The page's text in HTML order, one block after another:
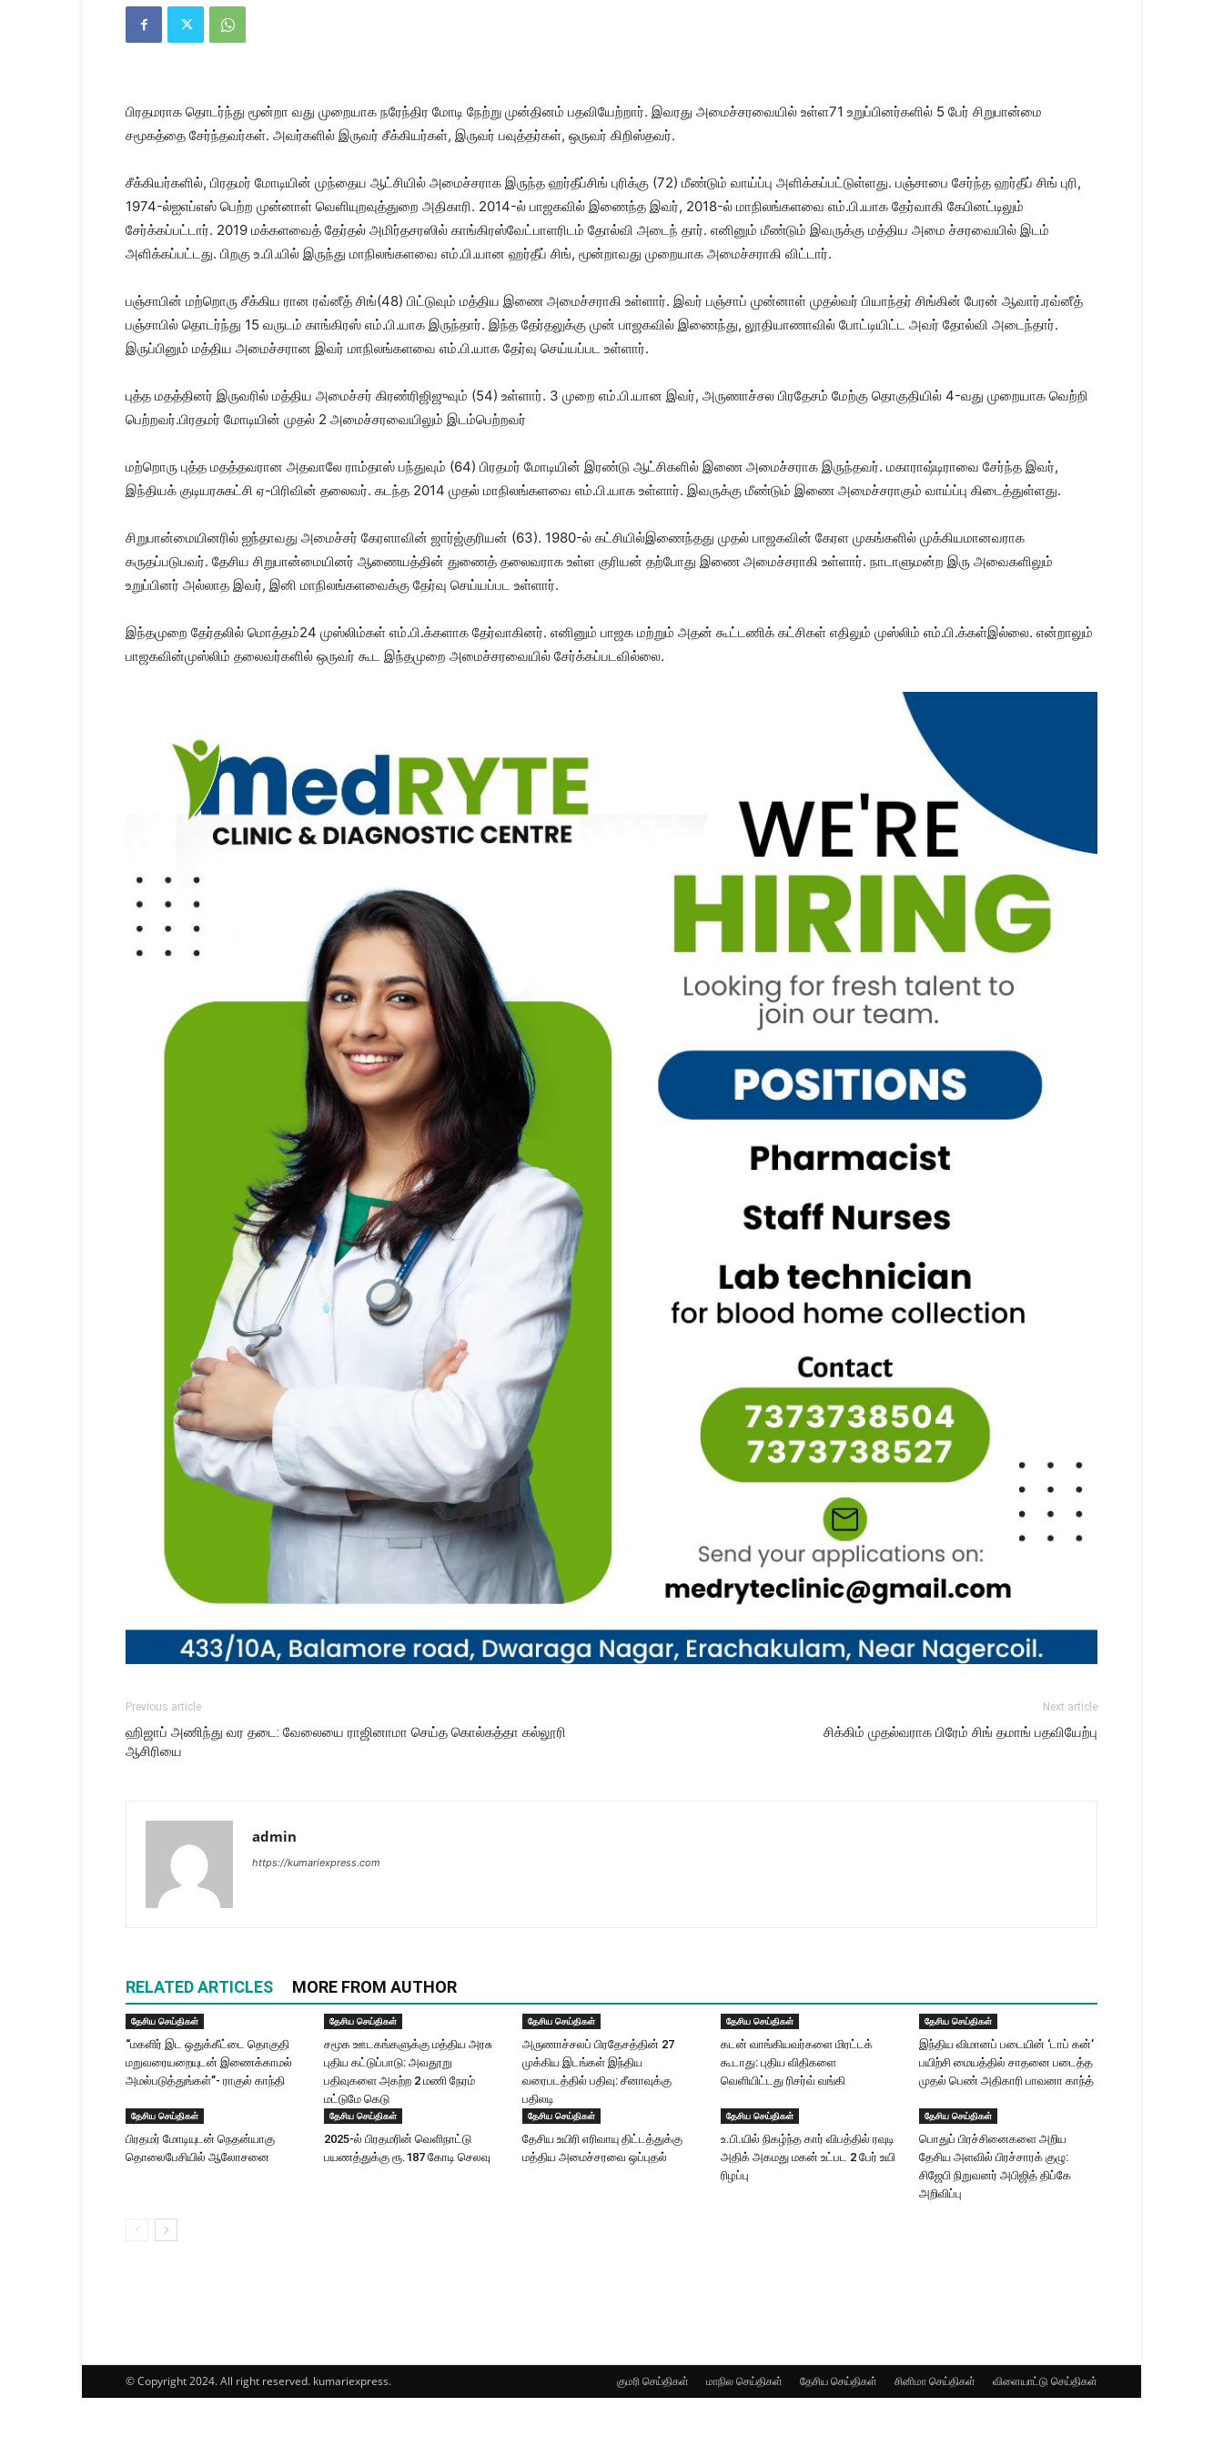
|
Kanyakumari
பிரதமராக தொடர்ந்து மூன்றா வது முறையாக நரேந்திர மோடி நேற்று முன்தினம் பதவியேற்றார். இவரது அமைச்சரவையில் உள்ள71 உறுப்பினர்களில் 5 பேர் சிறுபான்மை
சமூகத்தை சேர்ந்தவர்கள். அவர்களில் இருவர் சீக்கியர்கள், இருவர் பவுத்தர்கள், ஒருவர் கிறிஸ்தவர்.
சீக்கியர்களில், பிரதமர் மோடியின் முந்தைய ஆட்சியில் அமைச்சராக இருந்த ஹர்தீப்சிங் புரிக்கு (72) மீண்டும் வாய்ப்பு அளிக்கப்பட்டுள்ளது. பஞ்சாபை சேர்ந்த ஹர்தீப் சிங் புரி,
1974-ல்ஐஎப்எஸ் பெற்ற முன்னாள் வெளியுறவுத்துறை அதிகாரி. 2014-ல் பாஜகவில் இணைந்த இவர், 2018-ல் மாநிலங்களவை எம்.பி.யாக தேர்வாகி கேபினட்டிலும்
சேர்க்கப்பட்டார். 2019 மக்களவைத் தேர்தல் அமிர்தசரஸில் காங்கிரஸ்வேட்பாளரிடம் தோல்வி அடைந் தார். எனினும் மீண்டும் இவருக்கு மத்திய அமை ச்சரவையில் இடம்
அளிக்கப்பட்டது. பிறகு உ.பி.யில் இருந்து மாநிலங்களவை எம்.பி.யான ஹர்தீப் சிங், மூன்றாவது முறையாக அமைச்சராகி விட்டார்.
பஞ்சாபின் மற்றொரு சீக்கிய ரான ரவ்னீத் சிங்(48) பிட்டுவும் மத்திய இணை அமைச்சராகி உள்ளார். இவர் பஞ்சாப் முன்னாள் முதல்வர் பியாந்தர் சிங்கின் பேரன் ஆவார்.ரவ்னீத்
பஞ்சாபில் தொடர்ந்து 15 வருடம் காங்கிரஸ் எம்.பி.யாக இருந்தார். இந்த தேர்தலுக்கு முன் பாஜகவில் இணைந்து, லூதியாணாவில் போட்டியிட்ட அவர் தோல்வி அடைந்தார்.
இருப்பினும் மத்திய அமைச்சரான இவர் மாநிலங்களவை எம்.பி.யாக தேர்வு செய்யப்பட உள்ளார்.
புத்த மதத்தினர் இருவரில் மத்திய அமைச்சர் கிரண்ரிஜிஜுவும் (54) உள்ளார். 3 முறை எம்.பி.யான இவர், அருணாச்சல பிரதேசம் மேற்கு தொகுதியில் 4-வது முறையாக வெற்றி
பெற்றவர்.பிரதமர் மோடியின் முதல் 2 அமைச்சரவையிலும் இடம்பெற்றவர்
மற்றொரு புத்த மதத்தவரான அதவாலே ராம்தாஸ் பந்துவும் (64) பிரதமர் மோடியின் இரண்டு ஆட்சிகளில் இணை அமைச்சராக இருந்தவர். மகாராஷ்டிராவை சேர்ந்த இவர்,
இந்தியக் குடியரசுகட்சி ஏ-பிரிவின் தலைவர். கடந்த 2014 முதல் மாநிலங்களவை எம்.பி.யாக உள்ளார். இவருக்கு மீண்டும் இணை அமைச்சராகும் வாய்ப்பு கிடைத்துள்ளது.
சிறுபான்மையினரில் ஐந்தாவது அமைச்சர் கேரளாவின் ஜார்ஜ்குரியன் (63). 1980-ல் கட்சியில்இணைந்தது முதல் பாஜகவின் கேரள முகங்களில் முக்கியமானவராக
கருதப்படுபவர். தேசிய சிறுபான்மையினர் ஆணையத்தின் துணைத் தலைவராக உள்ள குரியன் தற்போது இணை அமைச்சராகி உள்ளார். நாடாளுமன்ற இரு அவைகளிலும்
உறுப்பினர் அல்லாத இவர், இனி மாநிலங்களவைக்கு தேர்வு செய்யப்பட உள்ளார்.
இந்தமுறை தேர்தலில் மொத்தம்24 முஸ்லிம்கள் எம்.பி.க்களாக தேர்வாகினர். எனினும் பாஜக மற்றும் அதன் கூட்டணிக் கட்சிகள் எதிலும் முஸ்லிம் எம்.பி.க்கள்இல்லை. என்றாலும்
பாஜகவின்முஸ்லிம் தலைவர்களில் ஒருவர் கூட இந்தமுறை அமைச்சரவையில் சேர்க்கப்படவில்லை.
Previous article
ஹிஜாப் அணிந்து வர தடை: வேலையை ராஜினாமா செய்த கொல்கத்தா கல்லூரி
ஆசிரியை
Next article
சிக்கிம் முதல்வராக பிரேம் சிங் தமாங் பதவியேற்பு
admin
https://kumariexpress.com
RELATED ARTICLES MORE FROM AUTHOR
தேசிய செய்திகள்
“மகளிர் இட ஒதுக்கீட்டை தொகுதி
மறுவரையறையுடன் இணைக்காமல்
அமல்படுத்துங்கள்”- ராகுல் காந்தி
தேசிய செய்திகள்
சமூக ஊடகங்களுக்கு மத்திய அரசு
புதிய கட்டுப்பாடு: அவதூறு
பதிவுகளை அகற்ற 2 மணி நேரம்
மட்டுமே கெடு
தேசிய செய்திகள்
அருணாச்சலப் பிரதேசத்தின் 27
முக்கிய இடங்கள் இந்திய
வரைபடத்தில் பதிவு: சீனாவுக்கு
பதிலடி
தேசிய செய்திகள்
கடன் வாங்கியவர்களை மிரட்டக்
கூடாது: புதிய விதிகளை
வெளியிட்டது ரிசர்வ் வங்கி
தேசிய செய்திகள்
இந்திய விமானப் படையின் ‘டாப் கன்’
பயிற்சி மையத்தில் சாதனை படைத்த
முதல் பெண் அதிகாரி பாவனா காந்த்
தேசிய செய்திகள்
பிரதமர் மோடி​யுடன் நெதன்யாகு
தொலைபேசியில் ஆலோ​சனை
தேசிய செய்திகள்
2025-ல் பிரதமரின் வெளிநாட்டு
பயணத்துக்கு ரூ.187 கோடி செலவு
தேசிய செய்திகள்
தேசிய உயிரி எரி​வாயு திட்டத்துக்கு
மத்திய அமைச்சரவை ஒப்புதல்
தேசிய செய்திகள்
உ.பி.யில் நிகழ்ந்த கார் விபத்தில் ரவுடி
அதிக் அகமது மகன் உட்பட 2 பேர் உயி​
ரிழப்பு
தேசிய செய்திகள்
பொதுப் பிரச்சினைகளை அறிய
தேசிய அளவில் பிரச்சாரக் குழு:
சிஜேபி நிறுவனர் அபிஜித் திப்கே
அறிவிப்பு
குமரி செய்திகள் மாநில செய்திகள் தேசிய செய்திகள் சினிமா செய்திகள் விளையாட்டு செய்திகள்
© Copyright 2024. All right reserved. kumariexpress.